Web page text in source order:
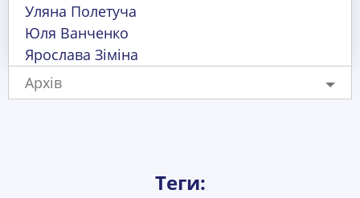
Уляна Полетуча
Юля Ванченко
Ярослава Зіміна
Архів
Теги: